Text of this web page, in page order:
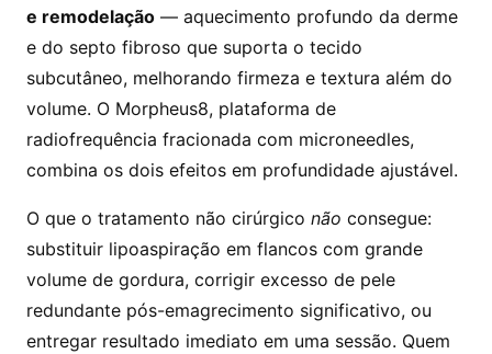
e remodelação — aquecimento profundo da derme
e do septo fibroso que suporta o tecido
subcutâneo, melhorando firmeza e textura além do
volume. O Morpheus8, plataforma de
radiofrequência fracionada com microneedles,
combina os dois efeitos em profundidade ajustável.
O que o tratamento não cirúrgico não consegue:
substituir lipoaspiração em flancos com grande
volume de gordura, corrigir excesso de pele
redundante pós-emagrecimento significativo, ou
entregar resultado imediato em uma sessão. Quem